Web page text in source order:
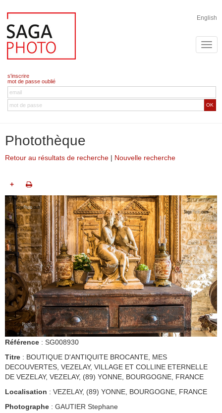
English
s'inscrire
mot de passe oublié
OK
Photothèque
Retour au résultats de recherche | Nouvelle recherche
+
Référence : SG008930
Titre : BOUTIQUE D'ANTIQUITE BROCANTE, MES
DECOUVERTES, VEZELAY, VILLAGE ET COLLINE ETERNELLE
DE VEZELAY, VEZELAY, (89) YONNE, BOURGOGNE, FRANCE
Localisation : VEZELAY, (89) YONNE, BOURGOGNE, FRANCE
Photographe : GAUTIER Stephane